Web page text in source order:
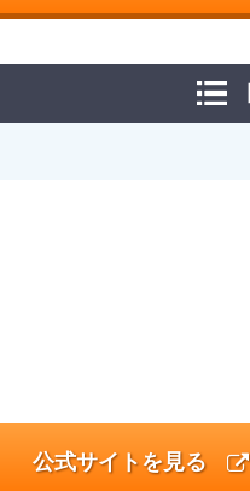
公式サイトを見る